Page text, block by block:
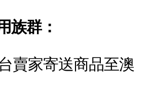
族群：
賣家寄送商品至澳